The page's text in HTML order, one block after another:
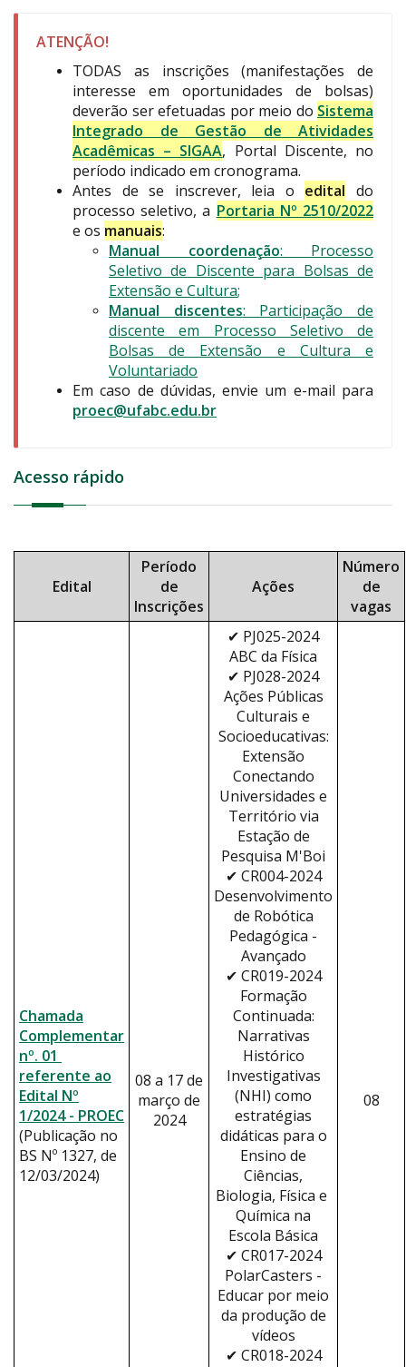
ATENÇÃO!
TODAS as inscrições (manifestações de
interesse em oportunidades de bolsas)
deverão ser efetuadas por meio do Sistema
Integrado de Gestão de Atividades
Acadêmicas – SIGAA, Portal Discente, no
período indicado em cronograma.
Antes de se inscrever, leia o edital do
processo seletivo, a Portaria Nº 2510/2022
e os manuais:
Manual coordenação: Processo
Seletivo de Discente para Bolsas de
Extensão e Cultura;
Manual discentes: Participação de
discente em Processo Seletivo de
Bolsas de Extensão e Cultura e
Voluntariado
Em caso de dúvidas, envie um e-mail para
proec@ufabc.edu.br
Acesso rápido
Edital
Período
de
Inscrições
Ações
Número
de
vagas
Chamada
Complementar
nº. 01
referente ao
Edital Nº
1/2024 - PROEC
(Publicação no
BS Nº 1327, de
12/03/2024)
08 a 17 de
março de
2024
✔ PJ025-2024
ABC da Física
✔ PJ028-2024
Ações Públicas
Culturais e
Socioeducativas:
Extensão
Conectando
Universidades e
Território via
Estação de
Pesquisa M'Boi
✔ CR004-2024
Desenvolvimento
de Robótica
Pedagógica -
Avançado
✔ CR019-2024
Formação
Continuada:
Narrativas
Histórico
Investigativas
(NHI) como
estratégias
didáticas para o
Ensino de
Ciências,
Biologia, Física e
Química na
Escola Básica
✔ CR017-2024
PolarCasters -
Educar por meio
da produção de
vídeos
✔ CR018-2024
08